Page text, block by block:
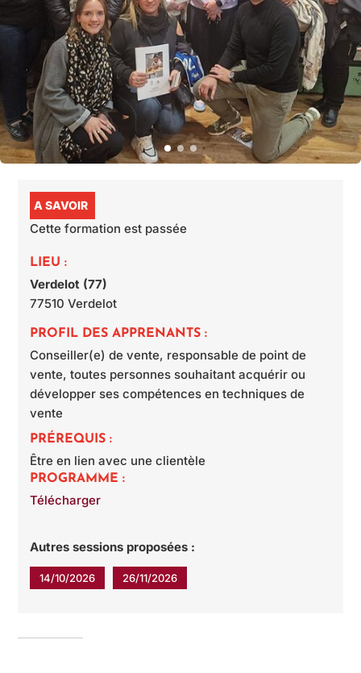
A SAVOIR
Cette formation est passée
LIEU :
Verdelot (77)
77510 Verdelot
PROFIL DES APPRENANTS :
Conseiller(e) de vente, responsable de point de
vente, toutes personnes souhaitant acquérir ou
développer ses compétences en techniques de
vente
PRÉREQUIS :
Être en lien avec une clientèle
PROGRAMME :
Télécharger
Autres sessions proposées :
14/10/2026 26/11/2026